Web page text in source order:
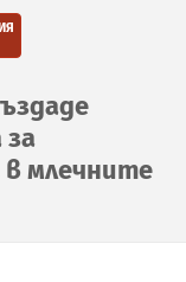
в млечните